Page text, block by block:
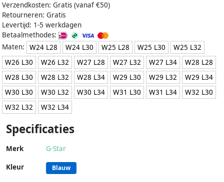
Verzendkosten: Gratis (vanaf €50)
Retourneren: Gratis
Levertijd: 1-5 werkdagen
Betaalmethodes:
Maten:
W24 L28 W24 L30 W25 L28 W25 L30
W25 L32
W26 L30
W26 L32 W27 L28 W27 L32 W27 L34
W28 L28
W28 L30
W28 L32 W28 L34 W29 L30 W29 L32
W29 L34
W30 L30
W30 L32 W30 L34 W31 L30 W31 L34
W32 L30
W32 L32
W32 L34
Specificaties
Merk G-Star
Kleur Blauw